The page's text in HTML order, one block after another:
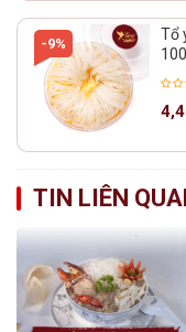
-9%
Tổ
TIN LIÊN